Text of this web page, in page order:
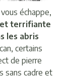
échappe,
et terrifiante
les abris
certains
de pierre
sans cadre et